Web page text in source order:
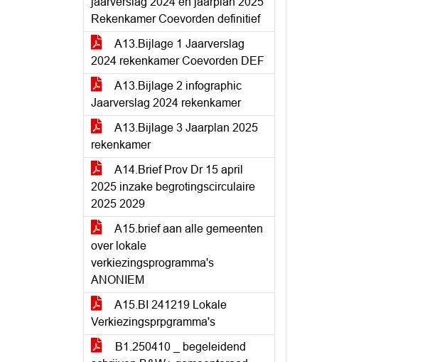
Rekenkamer Coevorden definitief
A13.Bijlage 1 Jaarverslag
2024 rekenkamer Coevorden DEF
A13.Bijlage 2 infographic
Jaarverslag 2024 rekenkamer
A13.Bijlage 3 Jaarplan 2025
rekenkamer
A14.Brief Prov Dr 15 april
2025 inzake begrotingscirculaire
2025 2029
A15.brief aan alle gemeenten
over lokale
verkiezingsprogramma's
ANONIEM
A15.BI 241219 Lokale
Verkiezingsprpgramma's
B1.250410 _ begeleidend